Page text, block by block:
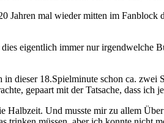
Jahren mal wieder mitten im Fanblock
eigentlich immer nur irgendwelche
in dieser 18.Spielminute schon ca.
gepaart mit der Tatsache, dass
Halbzeit. Und musste mir zu allem